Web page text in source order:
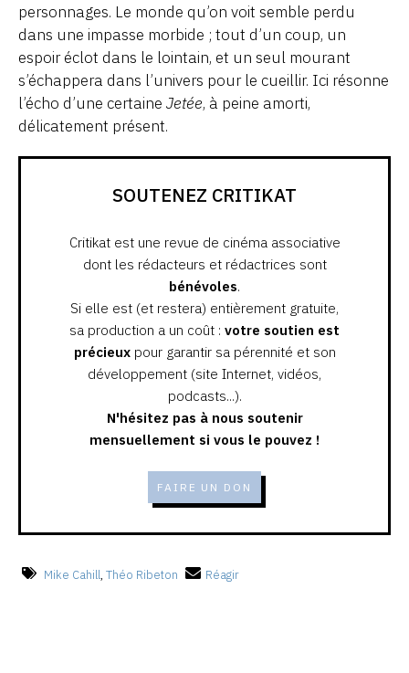
personnages. Le monde qu’on voit semble perdu
dans une impasse morbide ; tout d’un coup, un
espoir éclot dans le lointain, et un seul mourant
s’échappera dans l’univers pour le cueillir. Ici résonne
l’écho d’une certaine Jetée, à peine amorti,
délicatement présent.
SOUTENEZ CRITIKAT
Critikat est une revue de cinéma associative
dont les rédacteurs et rédactrices sont
bénévoles.
Si elle est (et restera) entièrement gratuite,
sa production a un coût : votre soutien est
précieuxpour garantir sa pérennité et son
développement (site Internet, vidéos,
podcasts...).
N'hésitez pas à nous soutenir
mensuellement si vous le pouvez !
FAIRE UN DON
Mike Cahill, Théo Ribeton Réagir